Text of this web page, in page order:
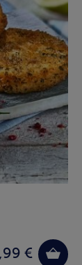
€